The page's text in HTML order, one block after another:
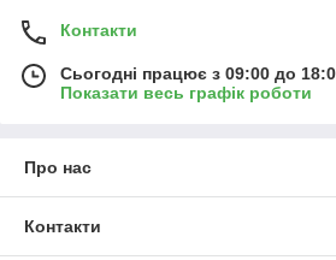
Контакти
Сьогодні працює з 09:00 до
Показати весь графік роботи
Про нас
Контакти